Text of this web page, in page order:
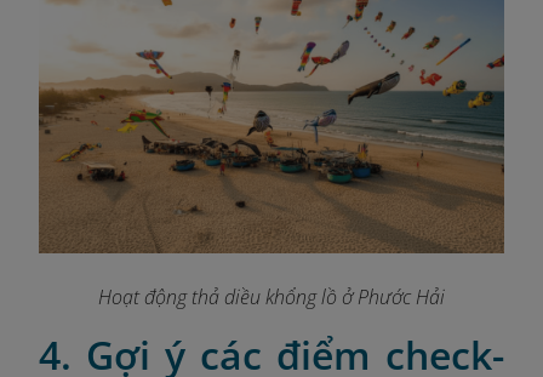
Hoạt động thả diều khổng lồ ở Phước Hải
4. Gợi ý các điểm check-